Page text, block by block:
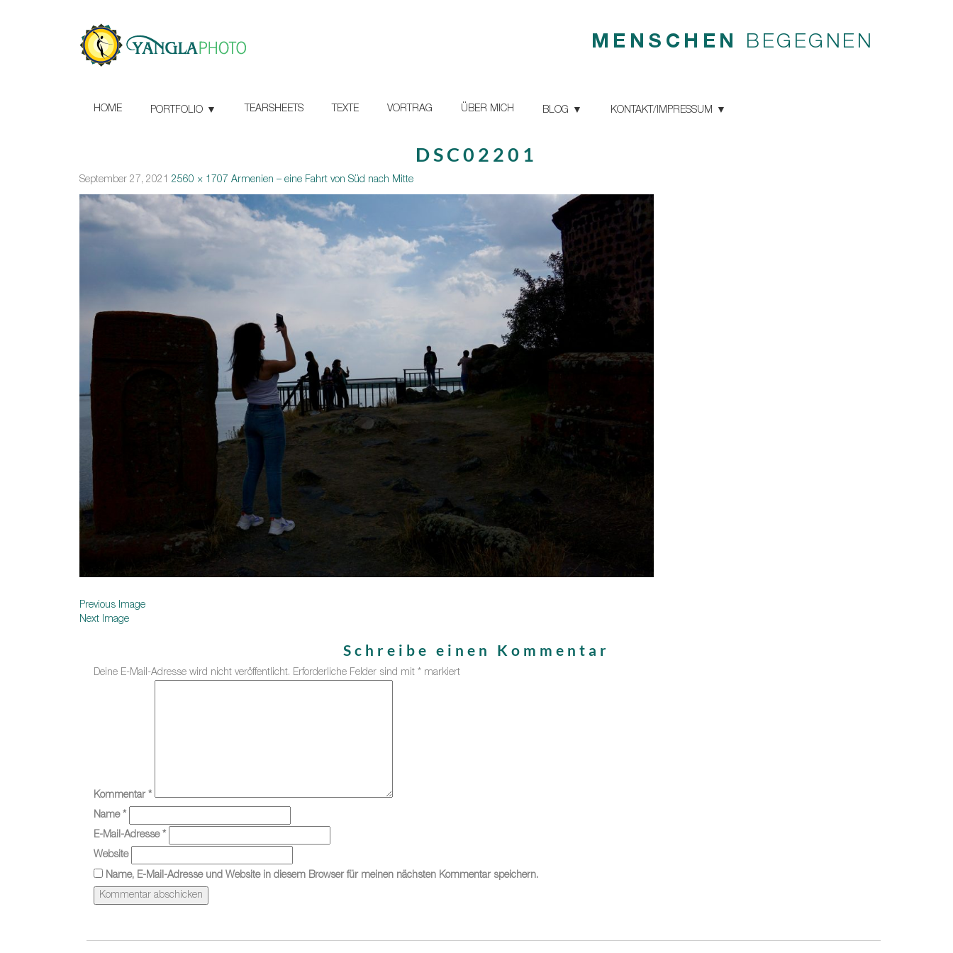
MENSCHEN BEGEGNEN
HOME PORTFOLIO TEARSHEETS TEXTE VORTRAG ÜBER MICH BLOG KONTAKT/IMPRESSUM
DSC02201
September 27, 2021 2560 × 1707 Armenien – eine Fahrt von Süd nach Mitte
Previous Image
Next Image
Schreibe einen Kommentar
Deine E-Mail-Adresse wird nicht veröffentlicht. Erforderliche Felder sind mit * markiert
Kommentar *
Name *
E-Mail-Adresse *
Website
Name, E-Mail-Adresse und Website in diesem Browser für meinen nächsten Kommentar speichern.